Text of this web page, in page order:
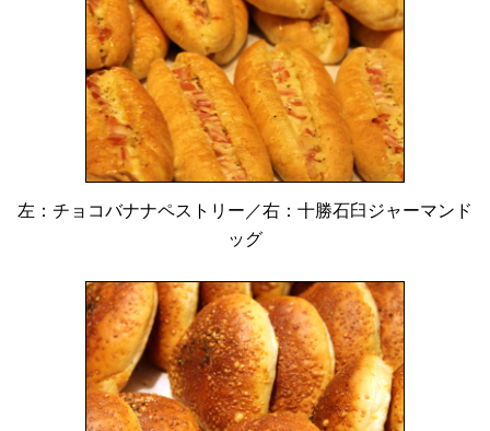
左：チョコバナナペストリー／右：十勝石臼ジャーマンド
ッグ